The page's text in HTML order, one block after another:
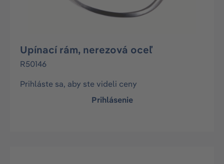
Upínací rám, nerezová oceľ
R50146
Prihláste sa, aby ste videli ceny
Prihlásenie